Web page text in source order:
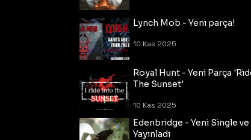
Lynch Mob - Yeni parça!
10 Kas 2025
Royal Hunt - Yeni Parça
The Sunset'
10 Kas 2025
Edenbridge - Yeni Single
Yayınladı